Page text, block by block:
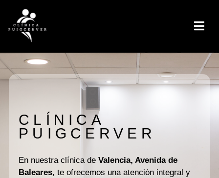
CLÍNICA
PUIGCERVER
En nuestra clínica de Valencia, Avenida de
Baleares, te ofrecemos una atención integral y